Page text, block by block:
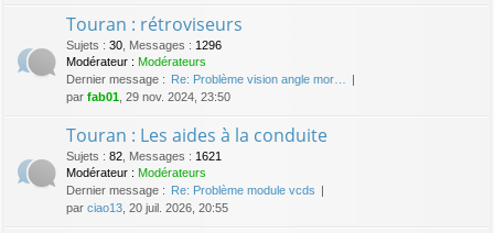
Touran : rétroviseurs
Sujets : 30 Messages : 1296
Modérateur : Modérateurs
Dernier message : Re: Problème vision angle mor…
par fab01 , 29 nov. 2024, 23:50
Touran : Les aides à la conduite
Sujets : 82 Messages : 1621
Modérateur : Modérateurs
Dernier message : Re: Problème module vcds
par ciao13 , 20 juil. 2026, 20:55